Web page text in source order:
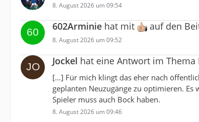
8. August 2026 um 09:54
602Arminie hat mit auf den
8. August 2026 um 09:52
Jockel hat eine Antwort im Thema
[…] Für mich klingt das eher nach
geplanten Neuzugänge zu optimieren.
Spieler muss auch Bock haben.
8. August 2026 um 09:46